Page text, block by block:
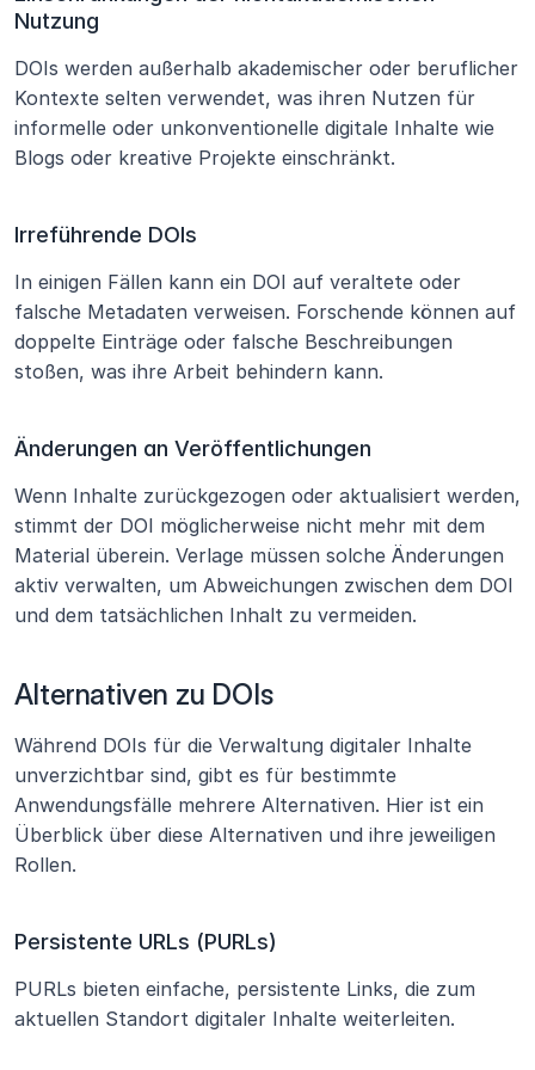
Nutzung
DOIs werden außerhalb akademischer oder beruflicher
Kontexte selten verwendet, was ihren Nutzen für
informelle oder unkonventionelle digitale Inhalte wie
Blogs oder kreative Projekte einschränkt.
Irreführende DOIs
In einigen Fällen kann ein DOI auf veraltete oder
falsche Metadaten verweisen. Forschende können auf
doppelte Einträge oder falsche Beschreibungen
stoßen, was ihre Arbeit behindern kann.
Änderungen an Veröffentlichungen
Wenn Inhalte zurückgezogen oder aktualisiert werden,
stimmt der DOI möglicherweise nicht mehr mit dem
Material überein. Verlage müssen solche Änderungen
aktiv verwalten, um Abweichungen zwischen dem DOI
und dem tatsächlichen Inhalt zu vermeiden.
Alternativen zu DOIs
Während DOIs für die Verwaltung digitaler Inhalte
unverzichtbar sind, gibt es für bestimmte
Anwendungsfälle mehrere Alternativen. Hier ist ein
Überblick über diese Alternativen und ihre jeweiligen
Rollen.
Persistente URLs (PURLs)
PURLs bieten einfache, persistente Links, die zum
aktuellen Standort digitaler Inhalte weiterleiten.